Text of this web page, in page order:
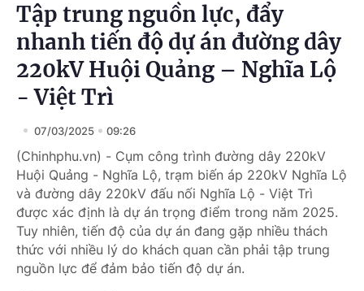
Tập trung nguồn lực, đẩy
nhanh tiến độ dự án đường dây
220kV Huội Quảng – Nghĩa Lộ
- Việt Trì
07/03/2025 09:26
(Chinhphu.vn) - Cụm công trình đường dây 220kV
Huội Quảng - Nghĩa Lộ, trạm biến áp 220kV Nghĩa Lộ
và đường dây 220kV đấu nối Nghĩa Lộ - Việt Trì
được xác định là dự án trọng điểm trong năm 2025.
Tuy nhiên, tiến độ của dự án đang gặp nhiều thách
thức với nhiều lý do khách quan cần phải tập trung
nguồn lực để đảm bảo tiến độ dự án.